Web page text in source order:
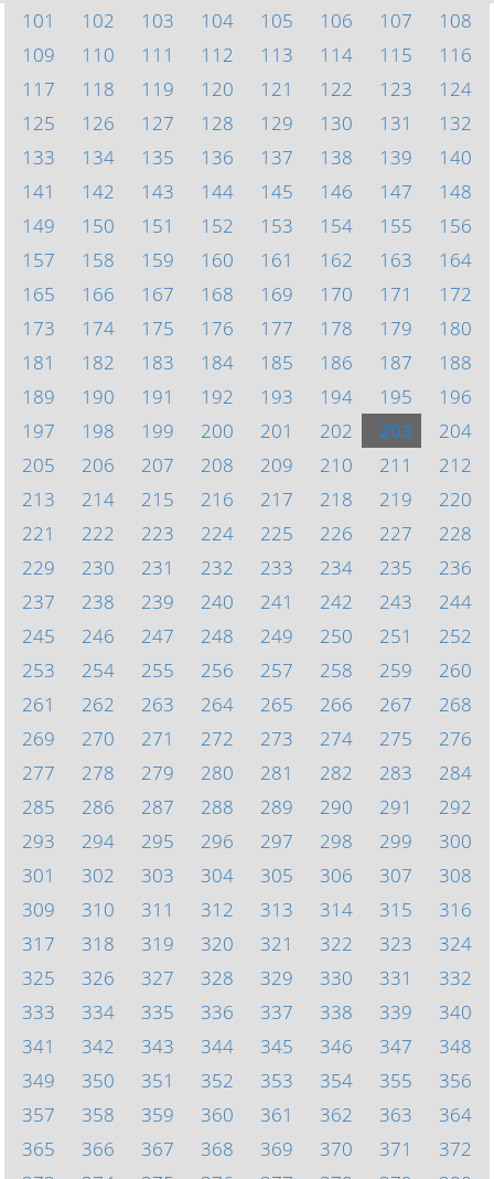
101
102 103 104 105 106 107
108
109
110 111 112 113 114 115
116
117
118 119 120 121 122 123
124
125
126 127 128 129 130 131
132
133
134 135 136 137 138 139
140
141
142 143 144 145 146 147
148
149
150 151 152 153 154 155
156
157
158 159 160 161 162 163
164
165
166 167 168 169 170 171
172
173
174 175 176 177 178 179
180
181
182 183 184 185 186 187
188
189
190 191 192 193 194 195
196
197
198 199 200 201 202 203
204
205
206 207 208 209 210 211
212
213
214 215 216 217 218 219
220
221
222 223 224 225 226 227
228
229
230 231 232 233 234 235
236
237
238 239 240 241 242 243
244
245
246 247 248 249 250 251
252
253
254 255 256 257 258 259
260
261
262 263 264 265 266 267
268
269
270 271 272 273 274 275
276
277
278 279 280 281 282 283
284
285
286 287 288 289 290 291
292
293
294 295 296 297 298 299
300
301
302 303 304 305 306 307
308
309
310 311 312 313 314 315
316
317
318 319 320 321 322 323
324
325
326 327 328 329 330 331
332
333
334 335 336 337 338 339
340
341
342 343 344 345 346 347
348
349
350 351 352 353 354 355
356
357
358 359 360 361 362 363
364
365
366 367 368 369 370 371
372